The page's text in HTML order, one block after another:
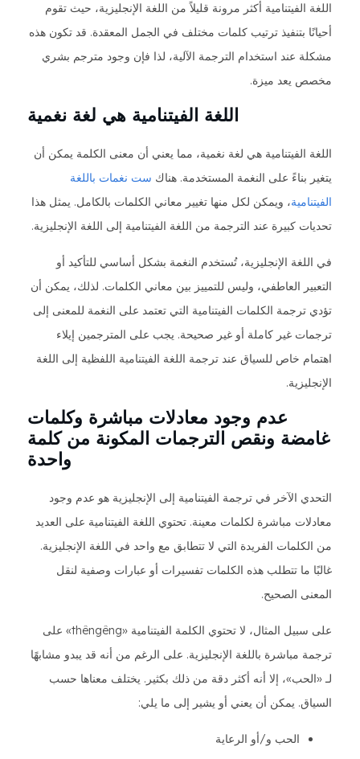
اللغة الفيتنامية أكثر مرونة قليلاً من اللغة الإنجليزية، حيث تقوم
أحيانًا بتنفيذ ترتيب كلمات مختلف في الجمل المعقدة. قد تكون هذه
مشكلة عند استخدام الترجمة الآلية، لذا فإن وجود مترجم بشري
مخصص يعد ميزة.
اللغة الفيتنامية هي لغة نغمية
اللغة الفيتنامية هي لغة نغمية، مما يعني أن معنى الكلمة يمكن أن
يتغير بناءً على النغمة المستخدمة. هناك ست نغمات باللغة
الفيتنامية، ويمكن لكل منها تغيير معاني الكلمات بالكامل. يمثل هذا
تحديات كبيرة عند الترجمة من اللغة الفيتنامية إلى اللغة الإنجليزية.
في اللغة الإنجليزية، تُستخدم النغمة بشكل أساسي للتأكيد أو
التعبير العاطفي، وليس للتمييز بين معاني الكلمات. لذلك، يمكن أن
تؤدي ترجمة الكلمات الفيتنامية التي تعتمد على النغمة للمعنى إلى
ترجمات غير كاملة أو غير صحيحة. يجب على المترجمين إيلاء
اهتمام خاص للسياق عند ترجمة اللغة الفيتنامية اللفظية إلى اللغة
الإنجليزية.
عدم وجود معادلات مباشرة وكلمات
غامضة ونقص الترجمات المكونة من كلمة
واحدة
التحدي الآخر في ترجمة الفيتنامية إلى الإنجليزية هو عدم وجود
معادلات مباشرة لكلمات معينة. تحتوي اللغة الفيتنامية على العديد
من الكلمات الفريدة التي لا تتطابق مع واحد في اللغة الإنجليزية.
غالبًا ما تتطلب هذه الكلمات تفسيرات أو عبارات وصفية لنقل
المعنى الصحيح.
على سبيل المثال، لا تحتوي الكلمة الفيتنامية «thêngêng» على
ترجمة مباشرة باللغة الإنجليزية. على الرغم من أنه قد يبدو مشابهًا
لـ «الحب»، إلا أنه أكثر دقة من ذلك بكثير. يختلف معناها حسب
السياق. يمكن أن يعني أو يشير إلى ما يلي:
الحب و/أو الرعاية